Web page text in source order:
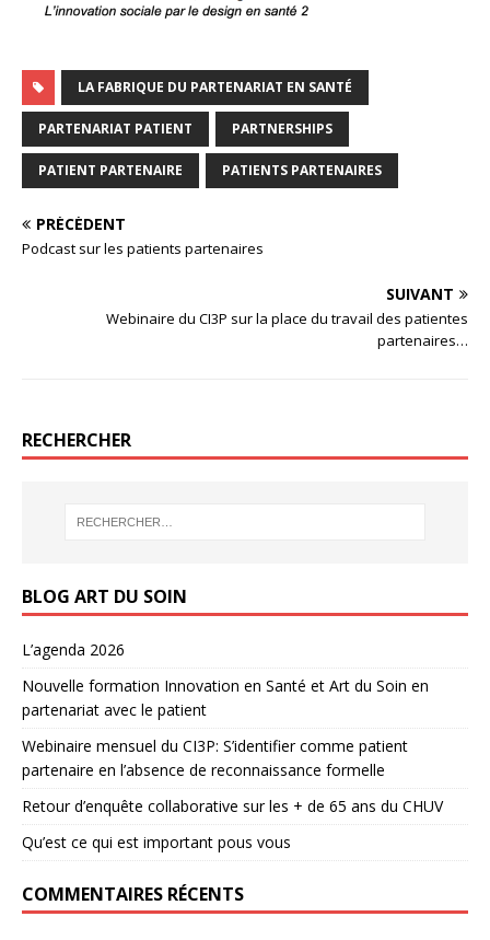
LA FABRIQUE DU PARTENARIAT EN SANTÉ
PARTENARIAT PATIENT PARTNERSHIPS
PATIENT PARTENAIRE PATIENTS PARTENAIRES
PRÉCÉDENT
Podcast sur les patients partenaires
SUIVANT
Webinaire du CI3P sur la place du travail des patientes
partenaires…
RECHERCHER
BLOG ART DU SOIN
L’agenda 2026
Nouvelle formation Innovation en Santé et Art du Soin en
partenariat avec le patient
Webinaire mensuel du CI3P: S’identifier comme patient
partenaire en l’absence de reconnaissance formelle
Retour d’enquête collaborative sur les + de 65 ans du CHUV
Qu’est ce qui est important pous vous
COMMENTAIRES RÉCENTS